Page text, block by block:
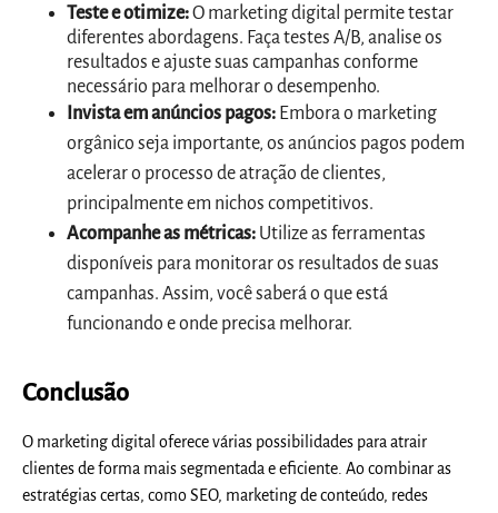
Teste e otimize:O marketing digital permite testar
diferentes abordagens. Faça testes A/B, analise os
resultados e ajuste suas campanhas conforme
necessário para melhorar o desempenho.
Invista em anúncios pagos: Embora o marketing
orgânico seja importante, os anúncios pagos podem
acelerar o processo de atração de clientes,
principalmente em nichos competitivos.
Acompanhe as métricas: Utilize as ferramentas
disponíveis para monitorar os resultados de suas
campanhas. Assim, você saberá o que está
funcionando e onde precisa melhorar.
Conclusão
O marketing digital oferece várias possibilidades para atrair
clientes de forma mais segmentada e eficiente. Ao combinar as
estratégias certas, como SEO, marketing de conteúdo, redes